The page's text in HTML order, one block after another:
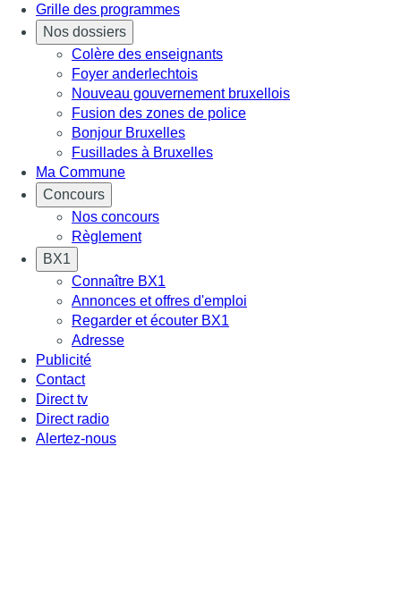
Grille des programmes
Nos dossiers
Colère des enseignants
Foyer anderlechtois
Nouveau gouvernement bruxellois
Fusion des zones de police
Bonjour Bruxelles
Fusillades à Bruxelles
Ma Commune
Concours
Nos concours
Règlement
BX1
Connaître BX1
Annonces et offres d'emploi
Regarder et écouter BX1
Adresse
Publicité
Contact
Direct tv
Direct radio
Alertez-nous